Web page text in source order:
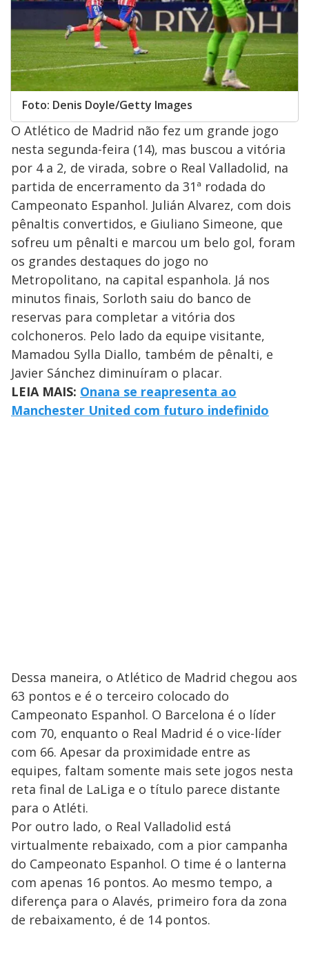
Foto: Denis Doyle/Getty Images
O Atlético de Madrid não fez um grande jogo
nesta segunda-feira (14), mas buscou a vitória
por 4 a 2, de virada, sobre o Real Valladolid, na
partida de encerramento da 31ª rodada do
Campeonato Espanhol. Julián Alvarez, com dois
pênaltis convertidos, e Giuliano Simeone, que
sofreu um pênalti e marcou um belo gol, foram
os grandes destaques do jogo no
Metropolitano, na capital espanhola. Já nos
minutos finais, Sorloth saiu do banco de
reservas para completar a vitória dos
colchoneros. Pelo lado da equipe visitante,
Mamadou Sylla Diallo, também de pênalti, e
Javier Sánchez diminuíram o placar.
LEIA MAIS: Onana se reapresenta ao
Manchester United com futuro indefinido
Dessa maneira, o Atlético de Madrid chegou aos
63 pontos e é o terceiro colocado do
Campeonato Espanhol. O Barcelona é o líder
com 70, enquanto o Real Madrid é o vice-líder
com 66. Apesar da proximidade entre as
equipes, faltam somente mais sete jogos nesta
reta final de LaLiga e o título parece distante
para o Atléti.
Por outro lado, o Real Valladolid está
virtualmente rebaixado, com a pior campanha
do Campeonato Espanhol. O time é o lanterna
com apenas 16 pontos. Ao mesmo tempo, a
diferença para o Alavés, primeiro fora da zona
de rebaixamento, é de 14 pontos.